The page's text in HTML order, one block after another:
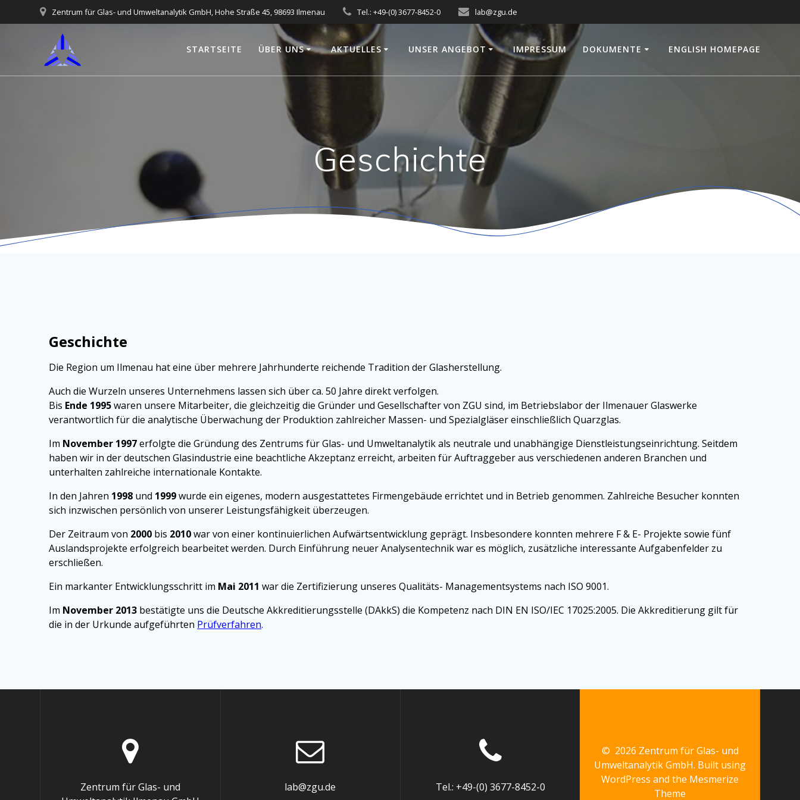
to
Zentrum für Glas- und Umweltanalytik GmbH, Hohe Straße 45, 98693 Ilmenau Tel.: +49-(0) 3677-8452-0 lab@zgu.de
STARTSEITE ÜBER UNS AKTUELLES UNSER ANGEBOT IMPRESSUM DOKUMENTE ENGLISH HOMEPAGE
Geschichte
Geschichte
Die Region um Ilmenau hat eine über mehrere Jahrhunderte reichende Tradition der Glasherstellung.
Auch die Wurzeln unseres Unternehmens lassen sich über ca. 50 Jahre direkt verfolgen.
Bis Ende 1995waren unsere Mitarbeiter, die gleichzeitig die Gründer und Gesellschafter von ZGU sind, im Betriebslabor der Ilmenauer Glaswerke
verantwortlich für die analytische Überwachung der Produktion zahlreicher Massen- und Spezialgläser einschließlich Quarzglas.
Im November 1997erfolgte die Gründung des Zentrums für Glas- und Umweltanalytik als neutrale und unabhängige Dienstleistungseinrichtung. Seitdem
haben wir in der deutschen Glasindustrie eine beachtliche Akzeptanz erreicht, arbeiten für Auftraggeber aus verschiedenen anderen Branchen und
unterhalten zahlreiche internationale Kontakte.
In den Jahren 1998 und 1999wurde ein eigenes, modern ausgestattetes Firmengebäude errichtet und in Betrieb genommen. Zahlreiche Besucher konnten
sich inzwischen persönlich von unserer Leistungsfähigkeit überzeugen.
Der Zeitraum von 2000 bis 2010war von einer kontinuierlichen Aufwärtsentwicklung geprägt. Insbesondere konnten mehrere F & E- Projekte sowie fünf
Auslandsprojekte erfolgreich bearbeitet werden. Durch Einführung neuer Analysentechnik war es möglich, zusätzliche interessante Aufgabenfelder zu
erschließen.
Ein markanter Entwicklungsschritt im Mai 2011 war die Zertifizierung unseres Qualitäts- Managementsystems nach ISO 9001.
Im November 2013 bestätigte uns die Deutsche Akkreditierungsstelle (DAkkS) die Kompetenz nach DIN EN ISO/IEC 17025:2005. Die Akkreditierung gilt für
die in der Urkunde aufgeführten Prüfverfahren.
Zentrum für Glas- und
lab@zgu.de Tel.: +49-(0) 3677-8452-0
© 2026 Zentrum für Glas- und
Umweltanalytik GmbH. Built using
WordPress and the Mesmerize
Theme